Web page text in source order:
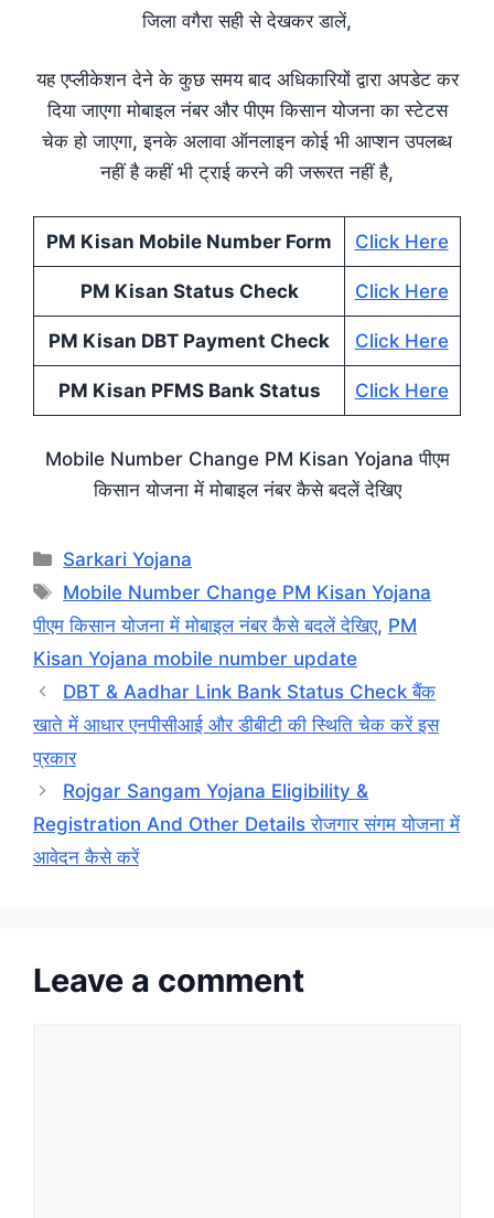
जिला वगैरा सही से देखकर डालें,
यह एप्लीकेशन देने के कुछ समय बाद अधिकारियों द्वारा अपडेट कर
दिया जाएगा मोबाइल नंबर और पीएम किसान योजना का स्टेटस
चेक हो जाएगा, इनके अलावा ऑनलाइन कोई भी आप्शन उपलब्ध
नहीं है कहीं भी ट्राई करने की जरूरत नहीं है,
PM Kisan Mobile Number Form Click Here
PM Kisan Status Check Click Here
PM Kisan DBT Payment Check Click Here
PM Kisan PFMS Bank Status Click Here
Mobile Number Change PM Kisan Yojana पीएम
किसान योजना में मोबाइल नंबर कैसे बदलें देखिए
Categories
Sarkari Yojana
Tags
Mobile Number Change PM Kisan Yojana
पीएम किसान योजना में मोबाइल नंबर कैसे बदलें देखिए, PM
Kisan Yojana mobile number update
DBT & Aadhar Link Bank Status Check बैंक
खाते में आधार एनपीसीआई और डीबीटी की स्थिति चेक करें इस
प्रकार
Rojgar Sangam Yojana Eligibility &
Registration And Other Details रोजगार संगम योजना में
आवेदन कैसे करें
Leave a comment